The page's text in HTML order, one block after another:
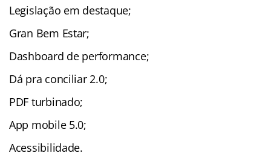
Legislação em destaque;
Gran Bem Estar;
Dashboard de performance;
Dá pra conciliar 2.0;
PDF turbinado;
App mobile 5.0;
Acessibilidade.